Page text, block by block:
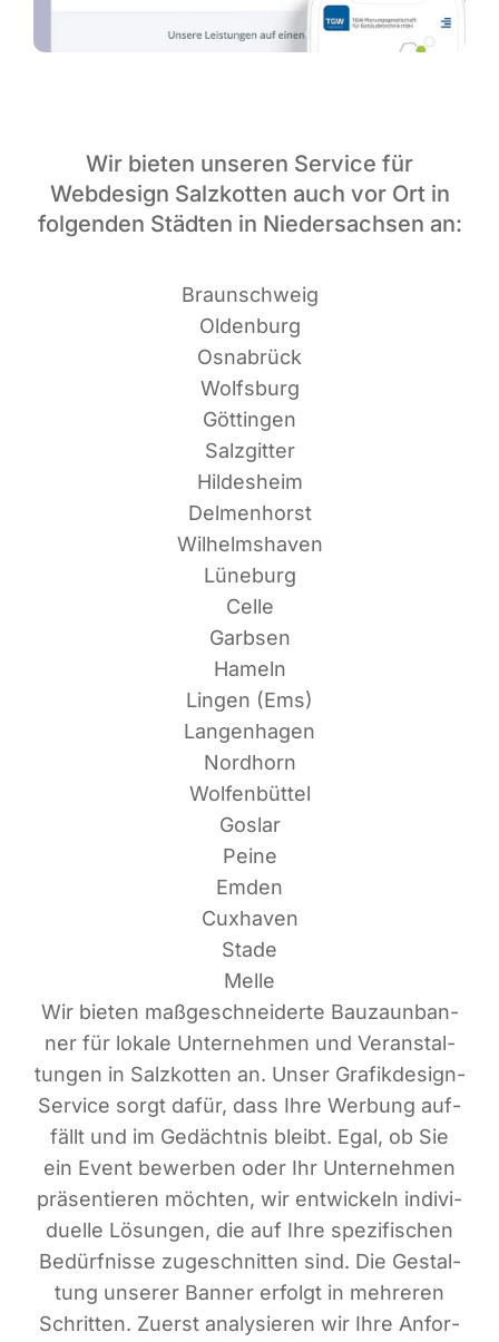
Wir bieten unseren Service für
Webdesign Salzkotten auch vor Ort in
folgenden Städten in Niedersachsen an:
Braun­schweig
Oldenburg
Osnabrück
Wolfsburg
Göttingen
Salzgitter
Hildesheim
Delmenhorst
Wilhelmshaven
Lüneburg
Celle
Garbsen
Hameln
Lin­gen (Ems)
Langenhagen
Nordhorn
Wolfenbüttel
Goslar
Peine
Emden
Cuxhaven
Stade
Melle
Wir bie­ten maß­ge­schnei­der­te Bau­zaun­ban­
ner für loka­le Unter­neh­men und Ver­an­stal­
tun­gen in Salz­kot­ten an. Unser Gra­fik­de­sign-
Ser­vice sorgt dafür, dass Ihre Wer­bung auf­
fällt und im Gedächt­nis bleibt. Egal, ob Sie
ein Event bewer­ben oder Ihr Unter­neh­men
prä­sen­tie­ren möch­ten, wir ent­wi­ckeln indi­vi­
du­el­le Lösun­gen, die auf Ihre spe­zi­fi­schen
Bedürf­nis­se zuge­schnit­ten sind. Die Gestal­
tung unse­rer Ban­ner erfolgt in meh­re­ren
Schrit­ten. Zuerst ana­ly­sie­ren wir Ihre Anfor­